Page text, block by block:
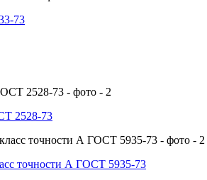
73
2528-73
точности А ГОСТ 5935-73